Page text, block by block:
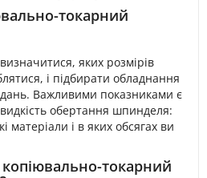
токарний
яких розмірів
і підбирати обладнання
Важливими показниками є
обертання шпинделя:
матеріали і в яких обсягах ви
токарний